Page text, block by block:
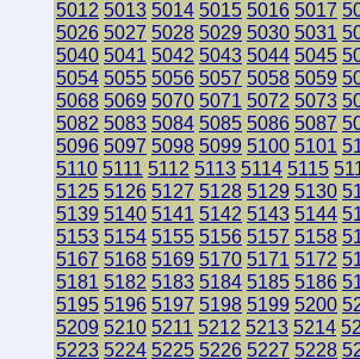
5012 5013 5014 5015 5016 5017
5026 5027 5028 5029 5030 5031
5040 5041 5042 5043 5044 5045
5054 5055 5056 5057 5058 5059
5068 5069 5070 5071 5072 5073
5082 5083 5084 5085 5086 5087
5096 5097 5098 5099 5100 5101
5110 5111 5112 5113 5114 5115
5125 5126 5127 5128 5129 5130
5139 5140 5141 5142 5143 5144
5153 5154 5155 5156 5157 5158
5167 5168 5169 5170 5171 5172
5181 5182 5183 5184 5185 5186
5195 5196 5197 5198 5199 5200
5209 5210 5211 5212 5213 5214
5223 5224 5225 5226 5227 5228